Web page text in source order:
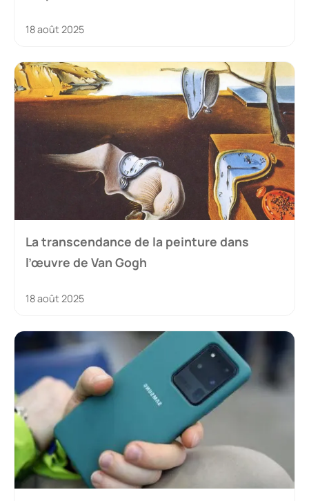
18 août 2025
La transcendance de la peinture dans
l’œuvre de Van Gogh
18 août 2025